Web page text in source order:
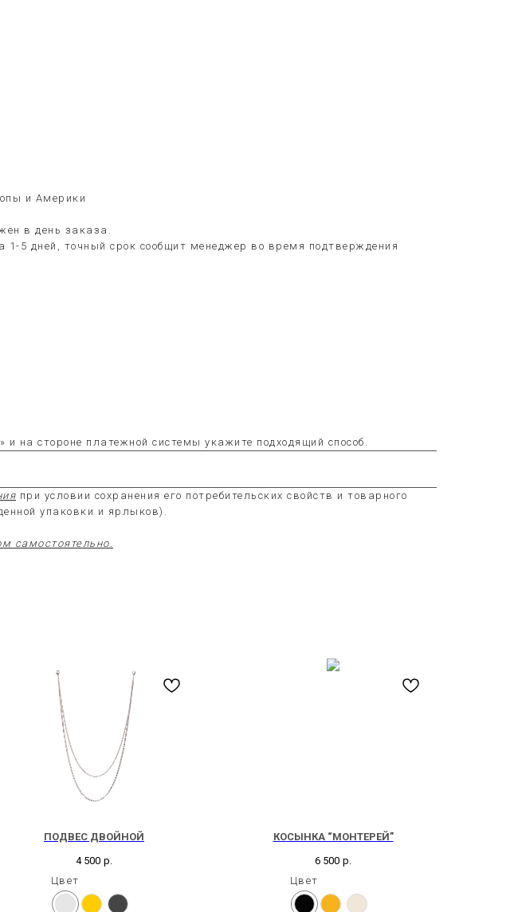
и Америки
в день заказа.
5 дней, точный срок сообщит менеджер во время подтверждения
на стороне платежной системы укажите подходящий способ.
при условии сохранения его потребительских свойств и товарного
упаковки и ярлыков).
самостоятельно.
ПОДВЕС ДВОЙНОЙ
4 500 р.
Цвет
КОСЫНКА “МОНТЕРЕЙ”
6 500 р.
Цвет